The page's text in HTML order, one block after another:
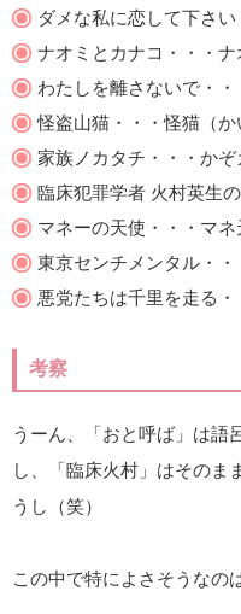
ダメな私に恋して下さい
ナオミとカナコ・・・ナ
わたしを離さないで・・
怪盗山猫・・・怪猫（か
家族ノカタチ・・・かぞ
臨床犯罪学者 火村英生
マネーの天使・・・マネ
東京センチメンタル・・
悪党たちは千里を走る・
考察
うーん、「おと呼ば」は語
し、「臨床火村」はそのま
うし（笑）
この中で特によさそうなの